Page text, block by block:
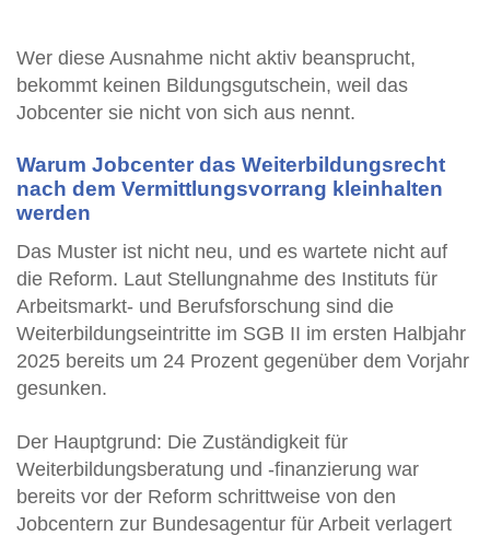
Wer diese Ausnahme nicht aktiv beansprucht,
bekommt keinen Bildungsgutschein, weil das
Jobcenter sie nicht von sich aus nennt.
Warum Jobcenter das Weiterbildungsrecht
nach dem Vermittlungsvorrang kleinhalten
werden
Das Muster ist nicht neu, und es wartete nicht auf
die Reform. Laut Stellungnahme des Instituts für
Arbeitsmarkt- und Berufsforschung sind die
Weiterbildungseintritte im SGB II im ersten Halbjahr
2025 bereits um 24 Prozent gegenüber dem Vorjahr
gesunken.
Der Hauptgrund: Die Zuständigkeit für
Weiterbildungsberatung und -finanzierung war
bereits vor der Reform schrittweise von den
Jobcentern zur Bundesagentur für Arbeit verlagert